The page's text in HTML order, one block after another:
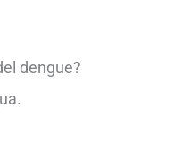
dengue?